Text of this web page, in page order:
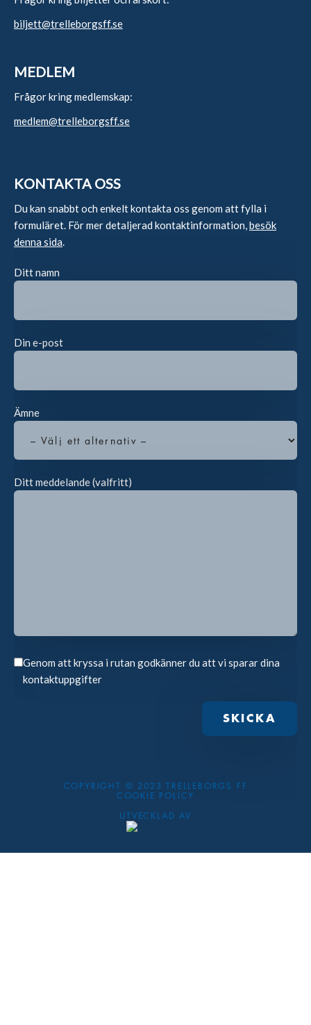
biljett@trelleborgsff.se
MEDLEM
Frågor kring medlemskap:
medlem@trelleborgsff.se
KONTAKTA OSS
Du kan snabbt och enkelt kontakta oss genom att fylla i
formuläret. För mer detaljerad kontaktinformation,besök
denna sida.
Ditt namn
Din e-post
Ämne
Ditt meddelande (valfritt)
Genom att kryssa i rutan godkänner du att vi sparar dina
kontaktuppgifter
COPYRIGHT © 2023 TRELLEBORGS FF
COOKIE POLICY
UTVECKLAD AV